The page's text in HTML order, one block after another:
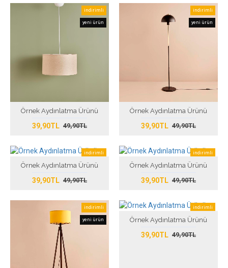
indirimli
yeni ürün
Örnek Aydınlatma Ürünü
39,90TL 49,90TL
indirimli
yeni ürün
Örnek Aydınlatma Ürünü
39,90TL 49,90TL
indirimli
yeni ürün
Örnek Aydınlatma Ürünü
39,90TL 49,90TL
indirimli
yeni ürün
Örnek Aydınlatma Ürünü
39,90TL 49,90TL
indirimli
yeni ürün
indirimli
yeni ürün
Örnek Aydınlatma Ürünü
39,90TL 49,90TL